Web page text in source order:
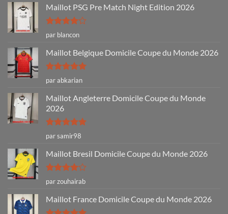
Maillot PSG Pre Match Night Edition 2026
Note4
sur 5
par blancon
Maillot Belgique Domicile Coupe du Monde 2026
Note5sur
5
par abkarian
Maillot Angleterre Domicile Coupe du Monde
2026
Note5sur
5
par samir98
Maillot Bresil Domicile Coupe du Monde 2026
Note4
sur 5
par zouhairab
Maillot France Domicile Coupe du Monde 2026